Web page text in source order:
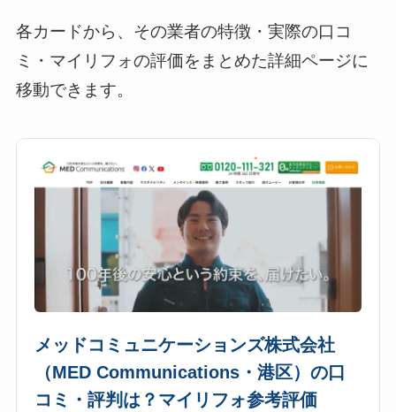
各カードから、その業者の特徴・実際の口コ
ミ・マイリフォの評価をまとめた詳細ページに
移動できます。
メッドコミュニケーションズ株式会社
（MED Communications・港区）の口
コミ・評判は？マイリフォ参考評価